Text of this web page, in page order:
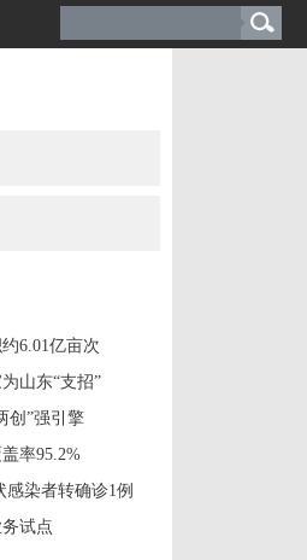
6.01亿亩次
山东“支招”
创”强引擎
率95.2%
染者转确诊1例
试点